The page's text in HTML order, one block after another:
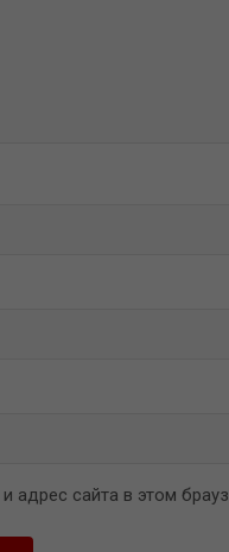
адрес сайта в этом